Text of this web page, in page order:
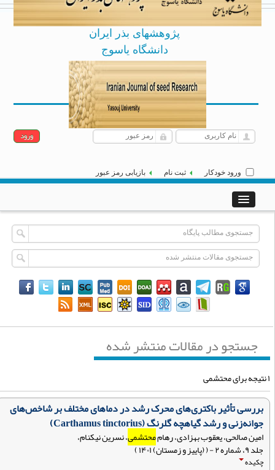
پژوهشهای بذر ایران
دانشگاه یاسوج
|
English
[Archive]
ورود خودکار ثبت نام بازیابی رمز عبور
جستجو در مقالات منتشر شده
بررسی تأثیر باکتری‌های محرک رشد در دماهای مختلف بر شاخص‌های
جوانه‌زنی و رشد گیاهچه گلرنگ (Carthamus tinctorius)
امین صالحی، یعقوب بهزادی، رهاممحتشمی، نسرین نیکنام،
جلد ۹، شماره ۲ - ( (پاییز و زمستان) ۱۴۰۱ )
چکیده